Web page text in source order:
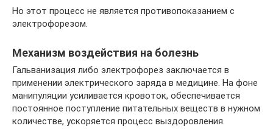
Но этот процесс не является противопоказанием с
электрофорезом.
Механизм воздействия на болезнь
Гальванизация либо электрофорез заключается в
применении электрического заряда в медицине. На фоне
манипуляции усиливается кровоток, обеспечивается
постоянное поступление питательных веществ в нужном
количестве, ускоряется процесс выздоровления.